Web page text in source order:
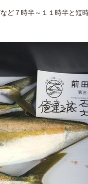
ど７時半～１１時半と短